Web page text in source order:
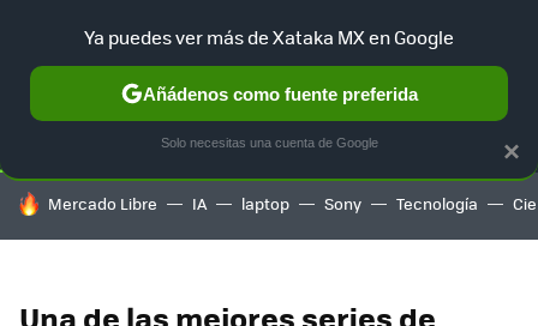
SELECCIÓN GAMING HOME AUTO TERRITORIO
HOY SE HABLA DE
Mercado Libre IA laptop Sony Tecnología
Una de las mejores series de
×
Ya puedes ver más de Xataka MX en Google
Añádenos como fuente preferida
Solo necesitas una cuenta de Google